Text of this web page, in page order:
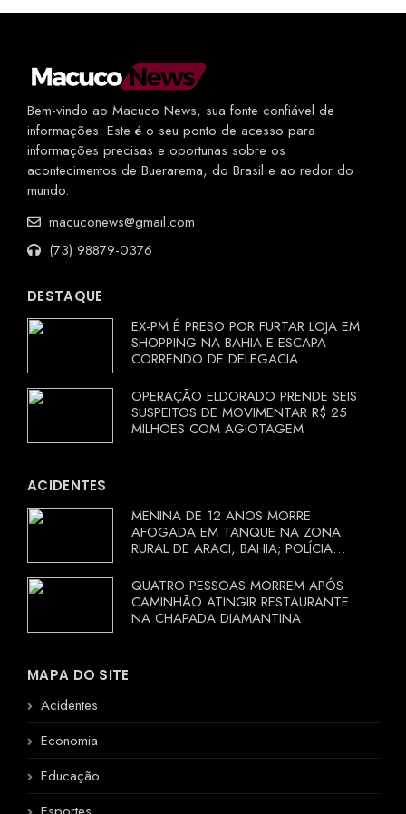
Bem-vindo ao Macuco News, sua fonte confiável de
informações. Este é o seu ponto de acesso para
informações precisas e oportunas sobre os
acontecimentos de Buerarema, do Brasil e ao redor do
mundo.
macuconews@gmail.com
(73) 98879-0376
DESTAQUE
EX-PM É PRESO POR FURTAR LOJA EM
SHOPPING NA BAHIA E ESCAPA
CORRENDO DE DELEGACIA
OPERAÇÃO ELDORADO PRENDE SEIS
SUSPEITOS DE MOVIMENTAR R$ 25
MILHÕES COM AGIOTAGEM
ACIDENTES
MENINA DE 12 ANOS MORRE
AFOGADA EM TANQUE NA ZONA
RURAL DE ARACI, BAHIA; POLÍCIA
QUATRO PESSOAS MORREM APÓS
CAMINHÃO ATINGIR RESTAURANTE
NA CHAPADA DIAMANTINA
MAPA DO SITE
Acidentes
Economia
Educação